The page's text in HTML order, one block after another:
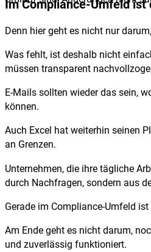
Im Compliance-Umfeld
Denn hier geht es nicht nur
Was fehlt, ist deshalb nicht
müssen transparent
E-Mails sollten wieder das sein,
können.
Auch Excel hat weiterhin seinen
an Grenzen.
Unternehmen, die ihre tägliche
durch Nachfragen, sondern aus
Gerade im Compliance-Umfeld
Am Ende geht es nicht darum,
und zuverlässig funktioniert.